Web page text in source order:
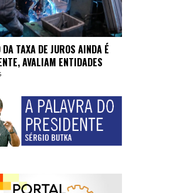
DA TAXA DE JUROS AINDA É
AVALIAM ENTIDADES